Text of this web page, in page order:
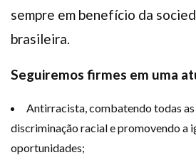
sempre em benefício da
brasileira.
Seguiremos firmes em uma
Antirracista, combatendo todas
discriminação racial e promovendo a
oportunidades;